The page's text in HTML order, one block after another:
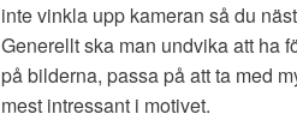
inte vinkla upp kameran så du
Generellt ska man undvika att ha
på bilderna, passa på att ta med
mest intressant i motivet.